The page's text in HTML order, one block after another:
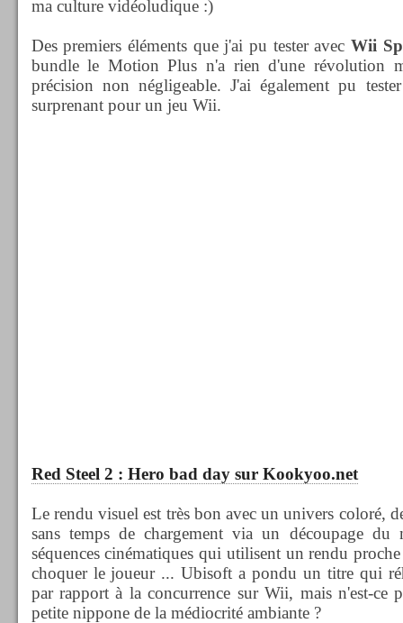
ma culture vidéoludique :)
Des premiers éléments que j'ai pu tester avecWii
bundle le Motion Plus n'a rien d'une révolution
précision non négligeable. J'ai également pu
surprenant pour un jeu Wii.
Red Steel 2 : Hero bad day sur Kookyoo.net
Le rendu visuel est très bon avec un univers coloré,
sans temps de chargement via un découpage
séquences cinématiques qui utilisent un rendu
choquer le joueur ... Ubisoft a pondu un titre qui
par rapport à la concurrence sur Wii, mais n'est-ce
petite nippone de la médiocrité ambiante ?